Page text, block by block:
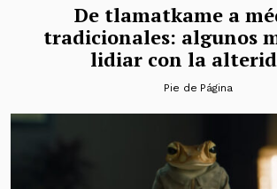
De tlamatkame a
tradicionales: algunos
lidiar con la
Pie de Página